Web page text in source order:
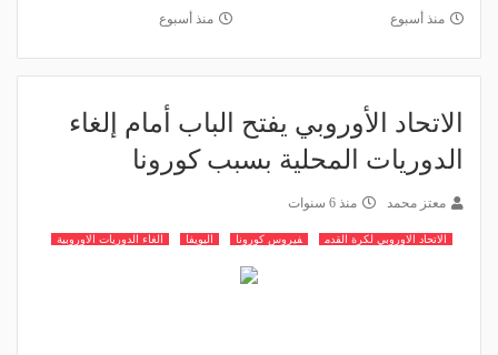
منذ أسبوع منذ أسبوع
الاتحاد الأوروبي يفتح الباب أمام إلغاء
الدوريات المحلية بسبب كورونا
معتز محمد منذ 6 سنوات
الاتحاد الاوروبي لكرة القدم فيروس كورونا اليويفا الغاء الدوريات الاوروبية